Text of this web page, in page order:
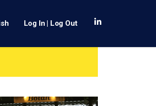
Log In | Log Out